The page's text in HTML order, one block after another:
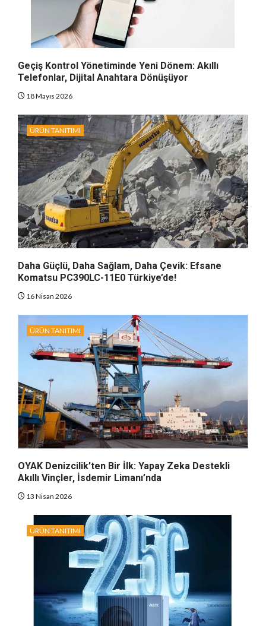
Geçiş Kontrol Yönetiminde Yeni Dönem: Akıllı
Telefonlar, Dijital Anahtara Dönüşüyor
18 Mayıs 2026
ÜRÜN TANITIMI
Daha Güçlü, Daha Sağlam, Daha Çevik: Efsane
Komatsu PC390LC-11E0 Türkiye’de!
16 Nisan 2026
ÜRÜN TANITIMI
OYAK Denizcilik’ten Bir İlk: Yapay Zeka Destekli
Akıllı Vinçler, İsdemir Limanı’nda
13 Nisan 2026
ÜRÜN TANITIMI